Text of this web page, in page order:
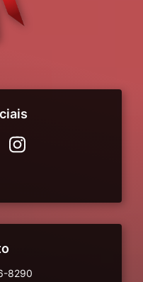
8290